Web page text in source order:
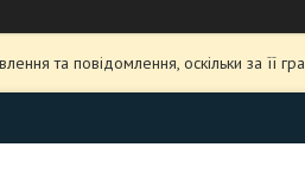
та повідомлення, оскільки за її